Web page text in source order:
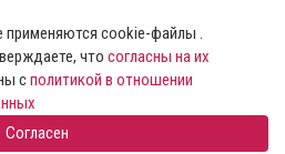
применяются cookie-файлы .
что согласны на их
сполитикой в отношении
Согласен